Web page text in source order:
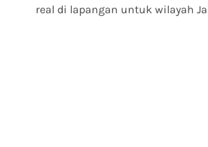
real di lapangan untuk wilayah